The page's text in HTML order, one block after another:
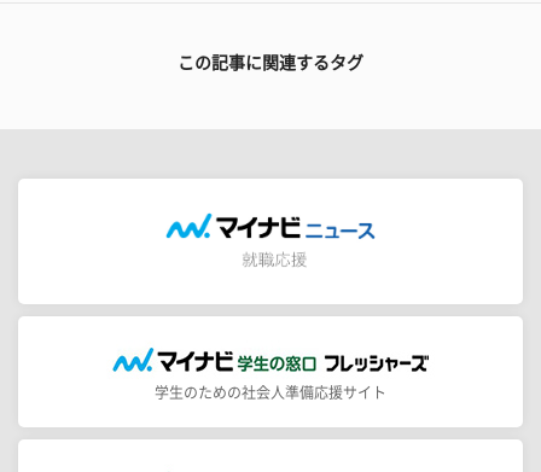
この記事に関連するタグ
学生のための社会人準備応援サイト